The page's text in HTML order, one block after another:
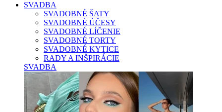
SVADBA
SVADOBNÉ ŠATY
SVADOBNÉ ÚČESY
SVADOBNÉ LÍČENIE
SVADOBNÉ TORTY
SVADOBNÉ KYTICE
RADY A INŠPIRÁCIE
SVADBA